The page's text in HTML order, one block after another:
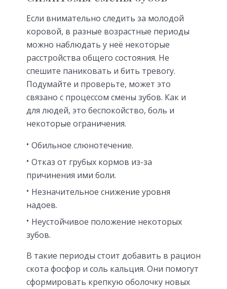
Если внимательно следить за молодой
коровой, в разные возрастные периоды
можно наблюдать у неё некоторые
расстройства общего состояния. Не
спешите паниковать и бить тревогу.
Подумайте и проверьте, может это
связано с процессом смены зубов. Как и
для людей, это беспокойство, боль и
некоторые ограничения.
Обильное слюнотечение.
Отказ от грубых кормов из-за
причинения ими боли.
Незначительное снижение уровня
надоев.
Неустойчивое положение некоторых
зубов.
В такие периоды стоит добавить в рацион
скота фосфор и соль кальция. Они помогут
сформировать крепкую оболочку новых